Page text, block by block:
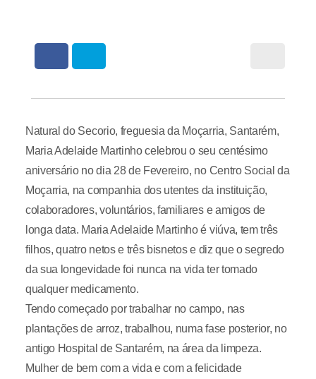
Natural do Secorio, freguesia da Moçarria, Santarém,
Maria Adelaide Martinho celebrou o seu centésimo
aniversário no dia 28 de Fevereiro, no Centro Social da
Moçarria, na companhia dos utentes da instituição,
colaboradores, voluntários, familiares e amigos de
longa data. Maria Adelaide Martinho é viúva, tem três
filhos, quatro netos e três bisnetos e diz que o segredo
da sua longevidade foi nunca na vida ter tomado
qualquer medicamento.
Tendo começado por trabalhar no campo, nas
plantações de arroz, trabalhou, numa fase posterior, no
antigo Hospital de Santarém, na área da limpeza.
Mulher de bem com a vida e com a felicidade